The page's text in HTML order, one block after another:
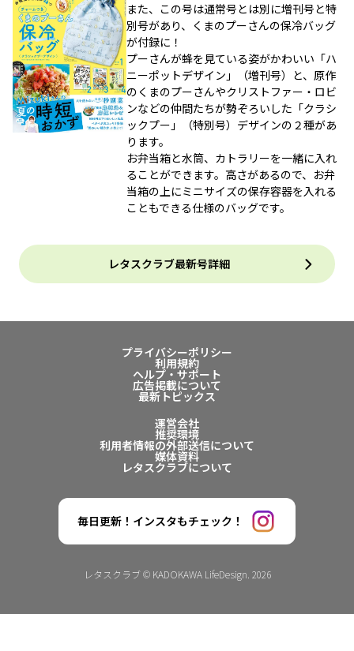
また、この号は通常号とは別に増刊号と特
別号があり、くまのプーさんの保冷バッグ
が付録に！
プーさんが蜂を見ている姿がかわいい「ハ
ニーポットデザイン」（増刊号）と、原作
のくまのプーさんやクリストファー・ロビ
ンなどの仲間たちが勢ぞろいした「クラシ
ックプー」（特別号）デザインの２種があ
ります。
お弁当箱と水筒、カトラリーを一緒に入れ
ることができます。高さがあるので、お弁
当箱の上にミニサイズの保存容器を入れる
こともできる仕様のバッグです。
レタスクラブ最新号詳細
プライバシーポリシー
利用規約
ヘルプ・サポート
広告掲載について
最新トピックス
運営会社
推奨環境
利用者情報の外部送信について
媒体資料
レタスクラブについて
毎日更新！インスタもチェック！
レタスクラブ © KADOKAWA LifeDesign. 2026